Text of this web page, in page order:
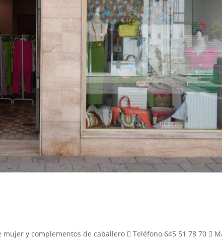
y complementos de caballero  Teléfono 645 51 78 70 